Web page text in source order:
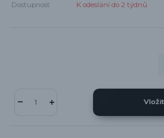
Dostupnost K odeslání do 2 týdnů